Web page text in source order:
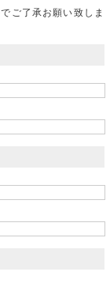
ご了承お願い致しま